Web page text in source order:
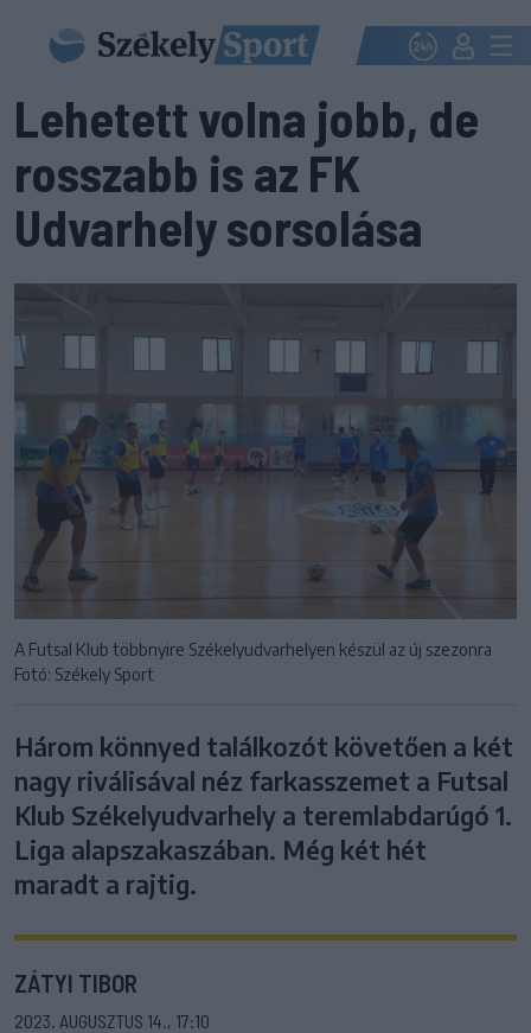
Lehetett volna jobb, de
rosszabb is az FK
Udvarhely sorsolása
A Futsal Klub többnyire Székelyudvarhelyen készül az új szezonra
Fotó: Székely Sport
Három könnyed találkozót követően a két
nagy riválisával néz farkasszemet a Futsal
Klub Székelyudvarhely a teremlabdarúgó 1.
Liga alapszakaszában. Még két hét
maradt a rajtig.
ZÁTYI TIBOR
2023. AUGUSZTUS 14., 17:10